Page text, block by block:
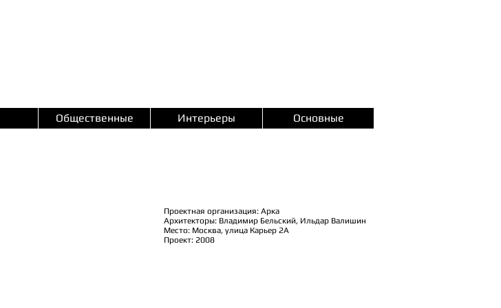
Общественные Интерьеры Основные
Проектная организация: Арка
Архитекторы: Владимир Бельский, Ильдар Валишин
Место: Москва, улица Карьер 2А
Проект: 2008